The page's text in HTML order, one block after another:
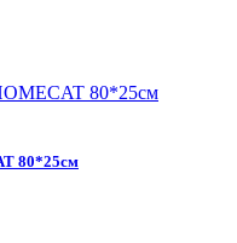
80*25см